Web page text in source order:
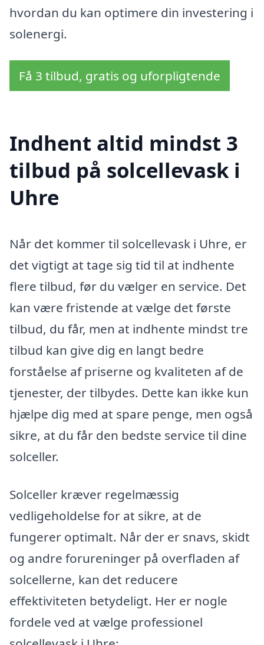
hvordan du kan optimere din investering i
solenergi.
Få 3 tilbud, gratis og uforpligtende
Indhent altid mindst 3
tilbud på solcellevask i
Uhre
Når det kommer til solcellevask i Uhre, er
det vigtigt at tage sig tid til at indhente
flere tilbud, før du vælger en service. Det
kan være fristende at vælge det første
tilbud, du får, men at indhente mindst tre
tilbud kan give dig en langt bedre
forståelse af priserne og kvaliteten af de
tjenester, der tilbydes. Dette kan ikke kun
hjælpe dig med at spare penge, men også
sikre, at du får den bedste service til dine
solceller.
Solceller kræver regelmæssig
vedligeholdelse for at sikre, at de
fungerer optimalt. Når der er snavs, skidt
og andre forureninger på overfladen af
solcellerne, kan det reducere
effektiviteten betydeligt. Her er nogle
fordele ved at vælge professionel